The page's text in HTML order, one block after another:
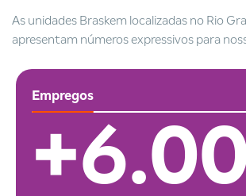
As unidades Braskem localizadas no Rio
apresentam números expressivos para
Empregos